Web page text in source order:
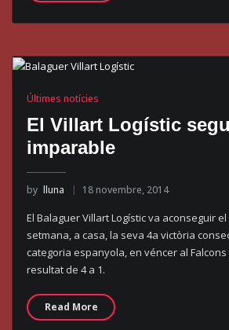
Últimes notícies
El Villart Logístic
imparable
by lluna 18 novembre, 2014
El Balaguer Villart Logístic va aconseguir
setmana, a casa, la seva 4a victòria
categoria espanyola, en véncer al
resultat de 4 a 1.
Read More